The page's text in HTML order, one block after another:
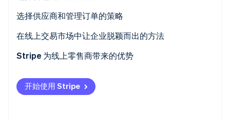
提交电商业务的 SCIA
成为零售商：合同事项
如何成为某产品的授权零售商？
品牌要求和选择标准
典型合同条款
什么时候适合成为授权经销商？
主要选择标准如下：
知名品牌与新兴品牌：该如何选择？
选择供应商和管理订单的策略
如果您希望成为一名线上零售商，该如何挑选供应商
与供应商之间的合同事项
订单管理
在线上交易市场中让企业脱颖而出的方法
关键策略
Stripe 为线上零售商带来的优势
Stripe Payments
Stripe Connect
开始使用 Stripe